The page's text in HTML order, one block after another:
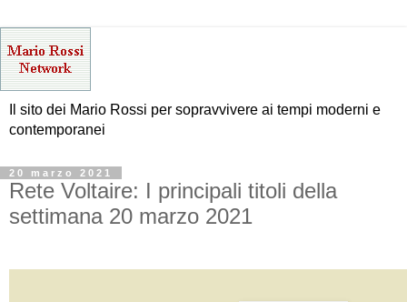
Il sito dei Mario Rossi per sopravvivere ai tempi moderni e
contemporanei
20 marzo 2021
Rete Voltaire: I principali titoli della
settimana 20 marzo 2021